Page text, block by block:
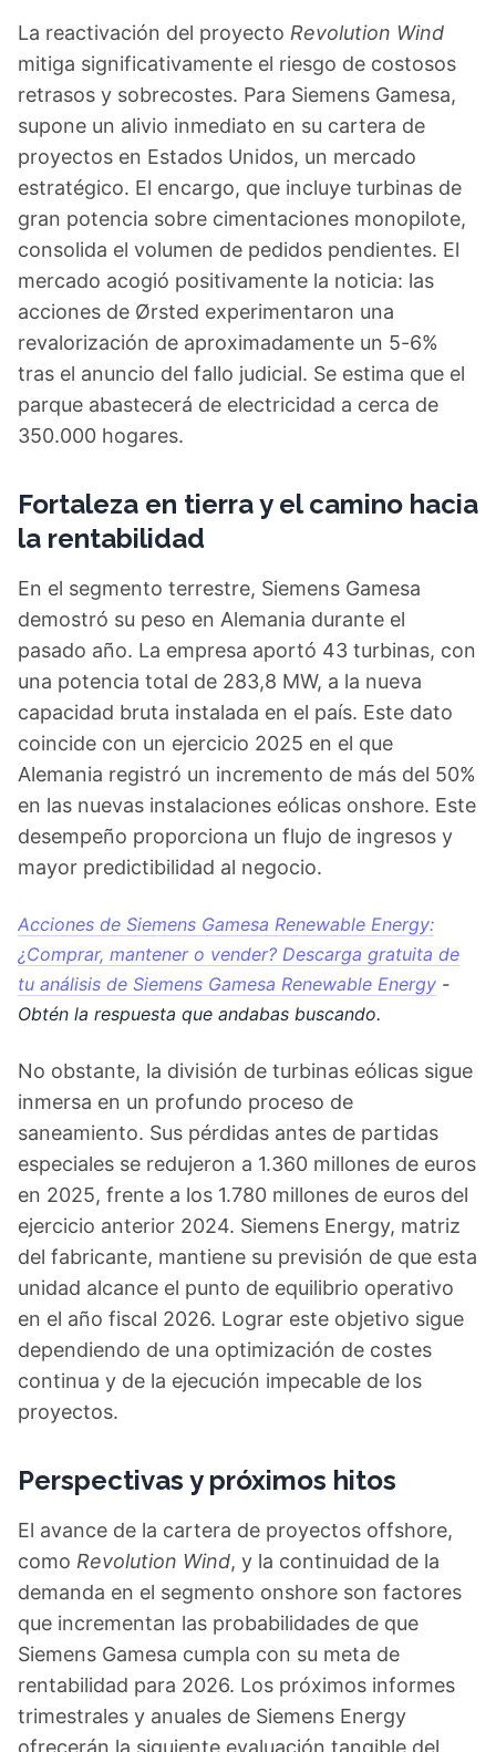
La reactivación del proyecto Revolution Wind
mitiga significativamente el riesgo de costosos
retrasos y sobrecostes. Para Siemens Gamesa,
supone un alivio inmediato en su cartera de
proyectos en Estados Unidos, un mercado
estratégico. El encargo, que incluye turbinas de
gran potencia sobre cimentaciones monopilote,
consolida el volumen de pedidos pendientes. El
mercado acogió positivamente la noticia: las
acciones de Ørsted experimentaron una
revalorización de aproximadamente un 5-6%
tras el anuncio del fallo judicial. Se estima que el
parque abastecerá de electricidad a cerca de
350.000 hogares.
Fortaleza en tierra y el camino hacia
la rentabilidad
En el segmento terrestre, Siemens Gamesa
demostró su peso en Alemania durante el
pasado año. La empresa aportó 43 turbinas, con
una potencia total de 283,8 MW, a la nueva
capacidad bruta instalada en el país. Este dato
coincide con un ejercicio 2025 en el que
Alemania registró un incremento de más del 50%
en las nuevas instalaciones eólicas onshore. Este
desempeño proporciona un flujo de ingresos y
mayor predictibilidad al negocio.
Acciones de Siemens Gamesa Renewable Energy:
¿Comprar, mantener o vender? Descarga gratuita de
tu análisis de Siemens Gamesa Renewable Energy -
Obtén la respuesta que andabas buscando.
No obstante, la división de turbinas eólicas sigue
inmersa en un profundo proceso de
saneamiento. Sus pérdidas antes de partidas
especiales se redujeron a 1.360 millones de euros
en 2025, frente a los 1.780 millones de euros del
ejercicio anterior 2024. Siemens Energy, matriz
del fabricante, mantiene su previsión de que esta
unidad alcance el punto de equilibrio operativo
en el año fiscal 2026. Lograr este objetivo sigue
dependiendo de una optimización de costes
continua y de la ejecución impecable de los
proyectos.
Perspectivas y próximos hitos
El avance de la cartera de proyectos offshore,
como Revolution Wind, y la continuidad de la
demanda en el segmento onshore son factores
que incrementan las probabilidades de que
Siemens Gamesa cumpla con su meta de
rentabilidad para 2026. Los próximos informes
trimestrales y anuales de Siemens Energy
ofrecerán la siguiente evaluación tangible del